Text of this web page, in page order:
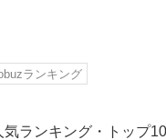
ランキング
ランキング・トップ10